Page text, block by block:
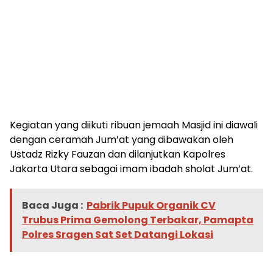
Kegiatan yang diikuti ribuan jemaah Masjid ini diawali
dengan ceramah Jum’at yang dibawakan oleh
Ustadz Rizky Fauzan dan dilanjutkan Kapolres
Jakarta Utara sebagai imam ibadah sholat Jum’at.
Baca Juga : Pabrik Pupuk Organik CV
Trubus Prima Gemolong Terbakar, Pamapta
Polres Sragen Sat Set Datangi Lokasi